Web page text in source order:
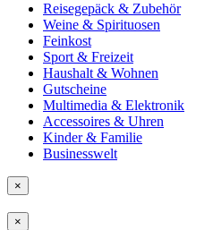
Reisegepäck & Zubehör
Weine & Spirituosen
Feinkost
Sport & Freizeit
Haushalt & Wohnen
Gutscheine
Multimedia & Elektronik
Accessoires & Uhren
Kinder & Familie
Businesswelt
×
×